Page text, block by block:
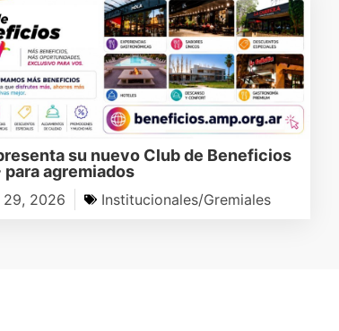
su nuevo Club de Beneficios
para agremiados
29, 2026 Institucionales/Gremiales